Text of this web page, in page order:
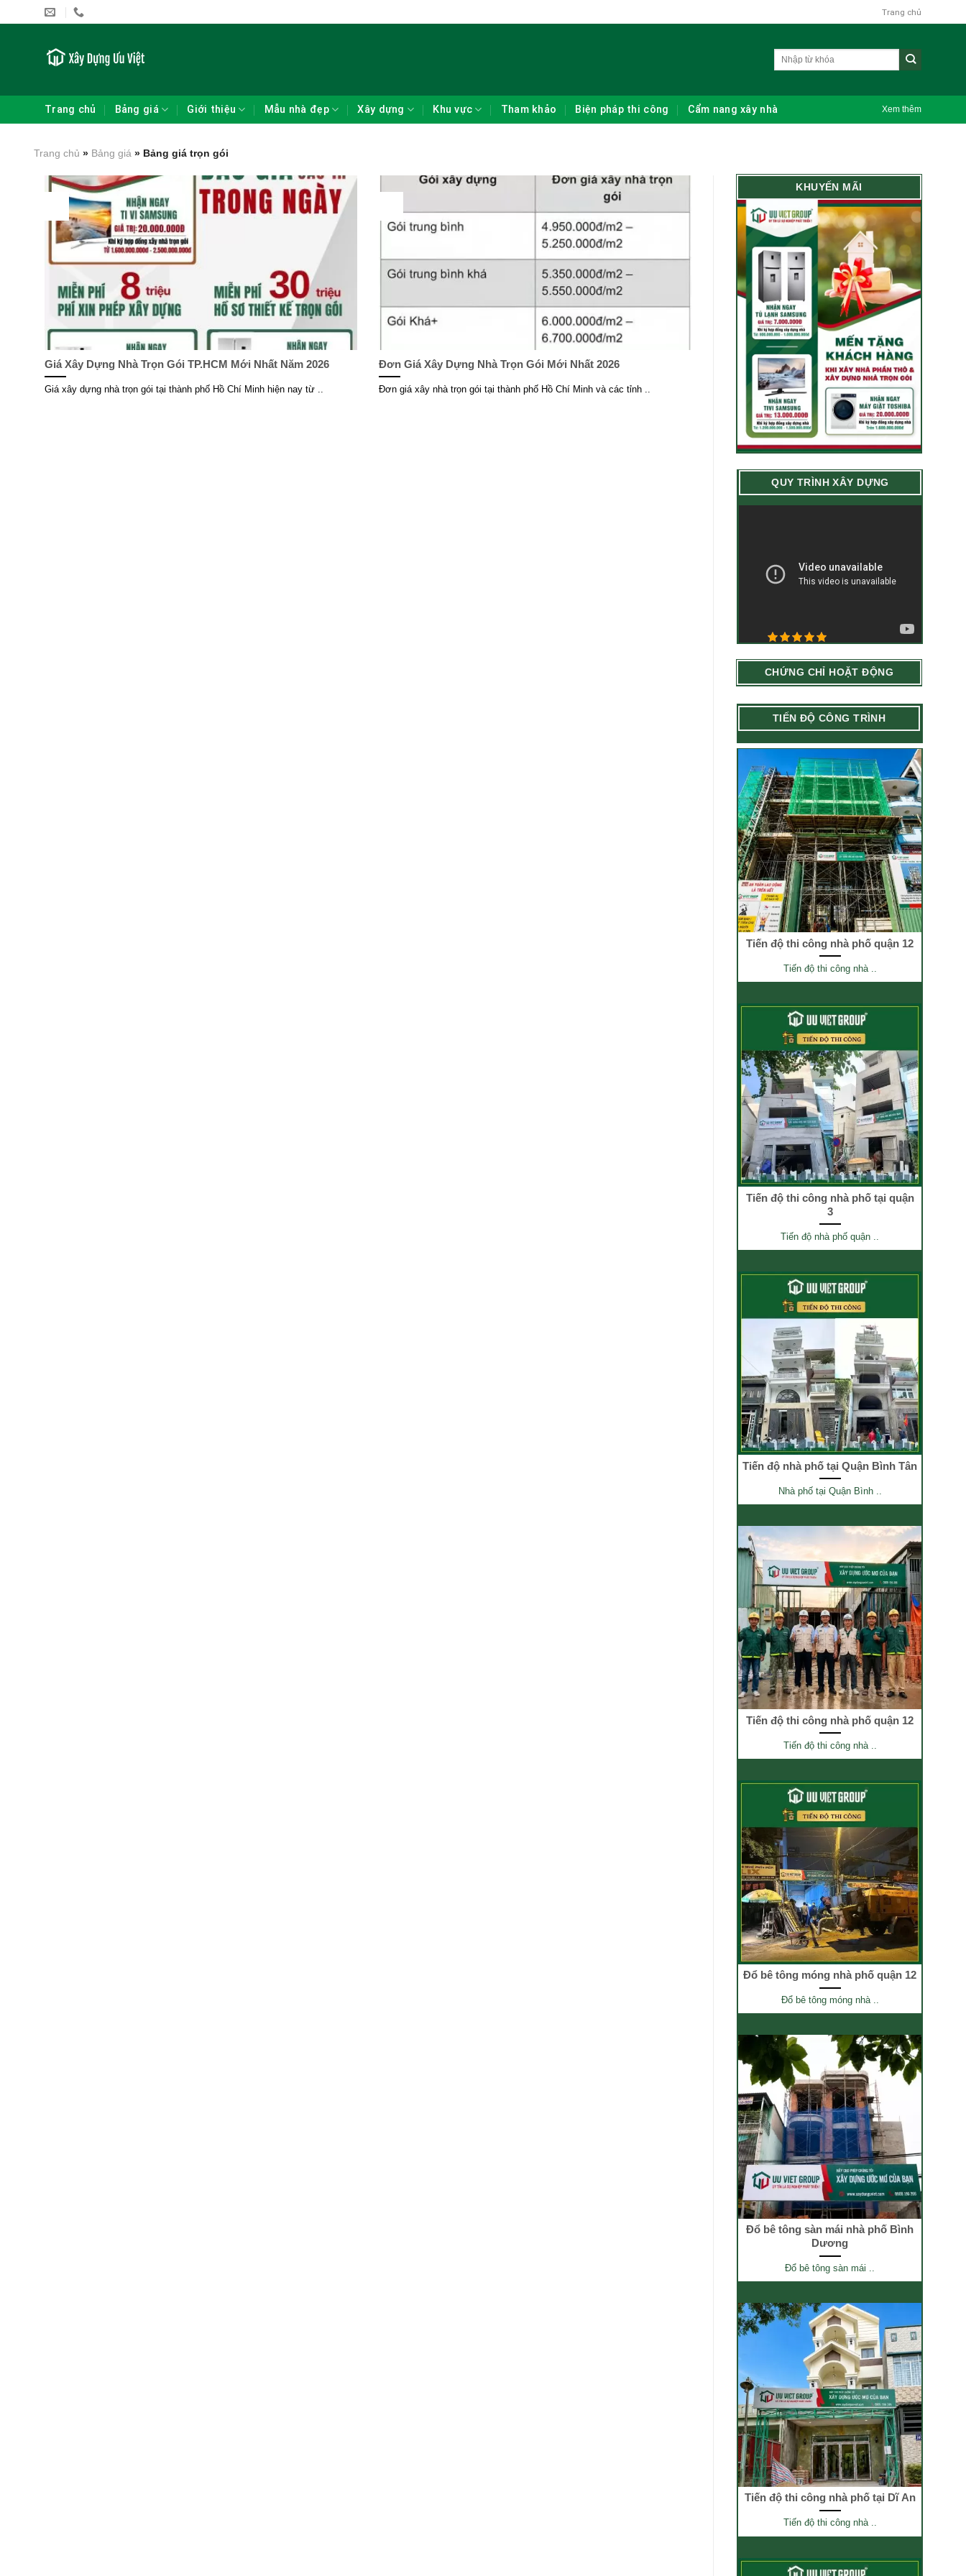
to
Trang chủ
Trang chủ Bảng giá Giới thiệu Mẫu nhà đẹp Xây dựng Khu vực Tham khảo Biện pháp thi công Cẩm nang xây nhà Xem thêm
Trang chủ » Bảng giá » Bảng giá trọn gói
Giá Xây Dựng Nhà Trọn Gói TP.HCM Mới Nhất Năm 2026
Giá xây dựng nhà trọn gói tại thành phố Hồ Chí Minh hiện nay từ ..
Đơn Giá Xây Dựng Nhà Trọn Gói Mới Nhất 2026
Đơn giá xây nhà trọn gói tại thành phố Hồ Chí Minh và các tỉnh ..
KHUYẾN MÃI
QUY TRÌNH XÂY DỰNG
4.9/5 - (28 bình chọn)
CHỨNG CHỈ HOẶT ĐỘNG
TIẾN ĐỘ CÔNG TRÌNH
Tiến độ thi công nhà phố quận 12
Tiến độ thi công nhà ..
Tiến độ thi công nhà phố tại quận
3
Tiến độ nhà phố quận ..
Tiến độ nhà phố tại Quận Bình Tân
Nhà phố tại Quận Bình ..
Tiến độ thi công nhà phố quận 12
Tiến độ thi công nhà ..
Đổ bê tông móng nhà phố quận 12
Đổ bê tông móng nhà ..
Đổ bê tông sàn mái nhà phố Bình
Dương
Đổ bê tông sàn mái ..
Tiến độ thi công nhà phố tại Dĩ An
Tiến độ thi công nhà ..